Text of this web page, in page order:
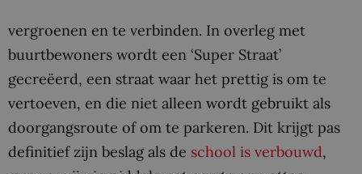
vergroenen en te verbinden. In overleg met
buurtbewoners wordt een ‘Super Straat’
gecreëerd, een straat waar het prettig is om te
vertoeven, en die niet alleen wordt gebruikt als
doorgangsroute of om te parkeren. Dit krijgt pas
definitief zijn beslag als de school is verbouwd,